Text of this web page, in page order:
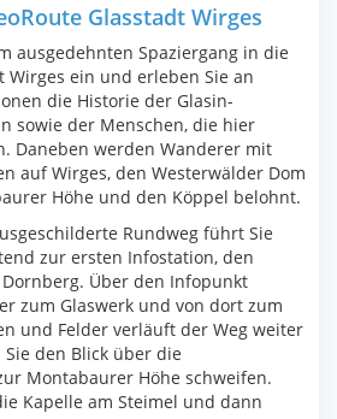
Glasstadt Wirges
ausgedehnten Spaziergang in die
Wirges ein und erleben Sie an
die Historie der Glasin-
sowie der Menschen, die hier
Daneben werden Wanderer mit
auf Wirges, den Westerwälder Dom
Höhe und den Köppel belohnt.
Rundweg führt Sie
zur ersten Infostation, den
Über den Infopunkt
zum Glaswerk und von dort zum
und Felder verläuft der Weg weiter
Sie den Blick über die
Montabaurer Höhe schweifen.
Kapelle am Steimel und dann